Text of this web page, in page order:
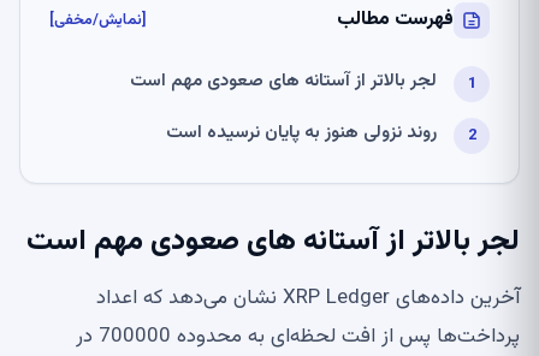
فهرست مطالب [نمایش/مخفی]
لجر بالاتر از آستانه های صعودی مهم است
روند نزولی هنوز به پایان نرسیده است
لجر بالاتر از آستانه های صعودی مهم است
آخرین داده‌های XRP Ledger نشان می‌دهد که اعداد
پرداخت‌ها پس از افت لحظه‌ای به محدوده 700000 در